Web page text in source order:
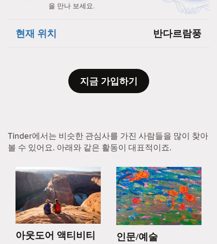
을 만나 보세요.
현재 위치 반다르람풍
지금 가입하기
Tinder에서는 비슷한 관심사를 가진 사람들을 많이 찾아
볼 수 있어요. 아래와 같은 활동이 대표적이죠.
아웃도어 액티비티 인문/예술